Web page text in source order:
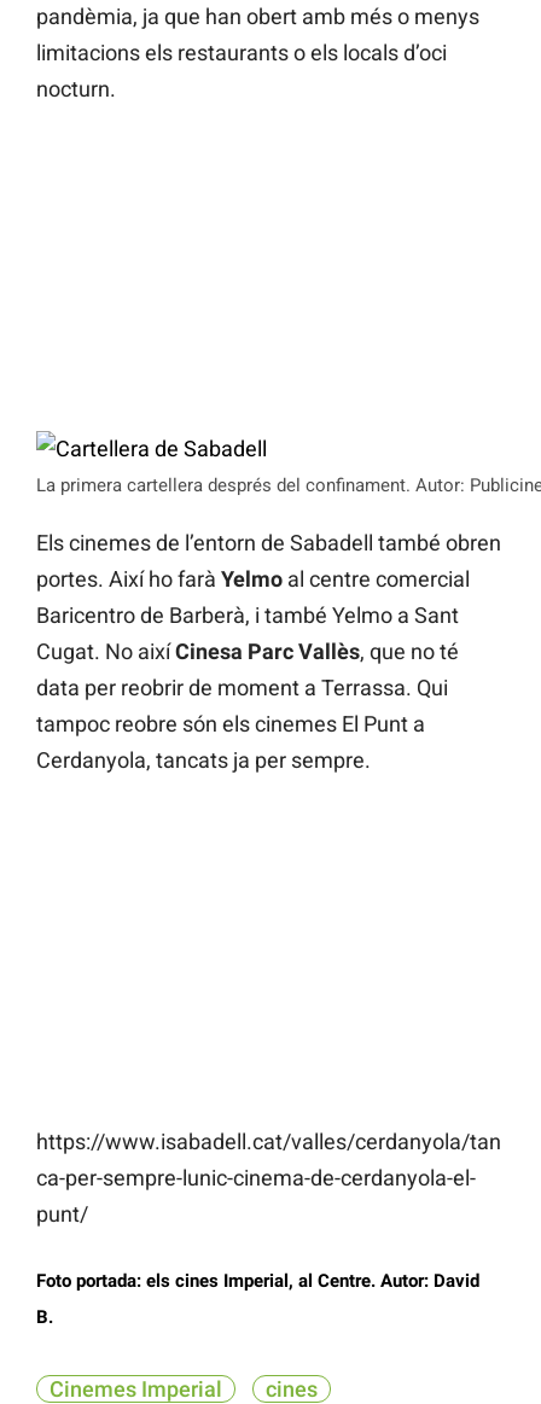
pandèmia, ja que han obert amb més o menys
limitacions els restaurants o els locals d’oci
nocturn.
La primera cartellera després del confinament. Autor:
Els cinemes de l’entorn de Sabadell també obren
portes. Així ho farà Yelmo al centre comercial
Baricentro de Barberà, i també Yelmo a Sant
Cugat. No aixíCinesa Parc Vallès, que no té
data per reobrir de moment a Terrassa. Qui
tampoc reobre són els cinemes El Punt a
Cerdanyola, tancats ja per sempre.
https://www.isabadell.cat/valles/cerdanyola/tan
ca-per-sempre-lunic-cinema-de-cerdanyola-el-
punt/
Foto portada: els cines Imperial, al Centre. Autor: David
B.
Cinemes Imperial cines